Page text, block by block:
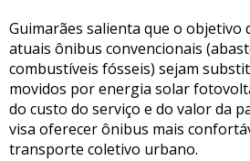
Guimarães salienta que o objetivo
atuais ônibus convencionais
combustíveis fósseis) sejam
movidos por energia solar
do custo do serviço e do valor da
visa oferecer ônibus mais
transporte coletivo urbano.